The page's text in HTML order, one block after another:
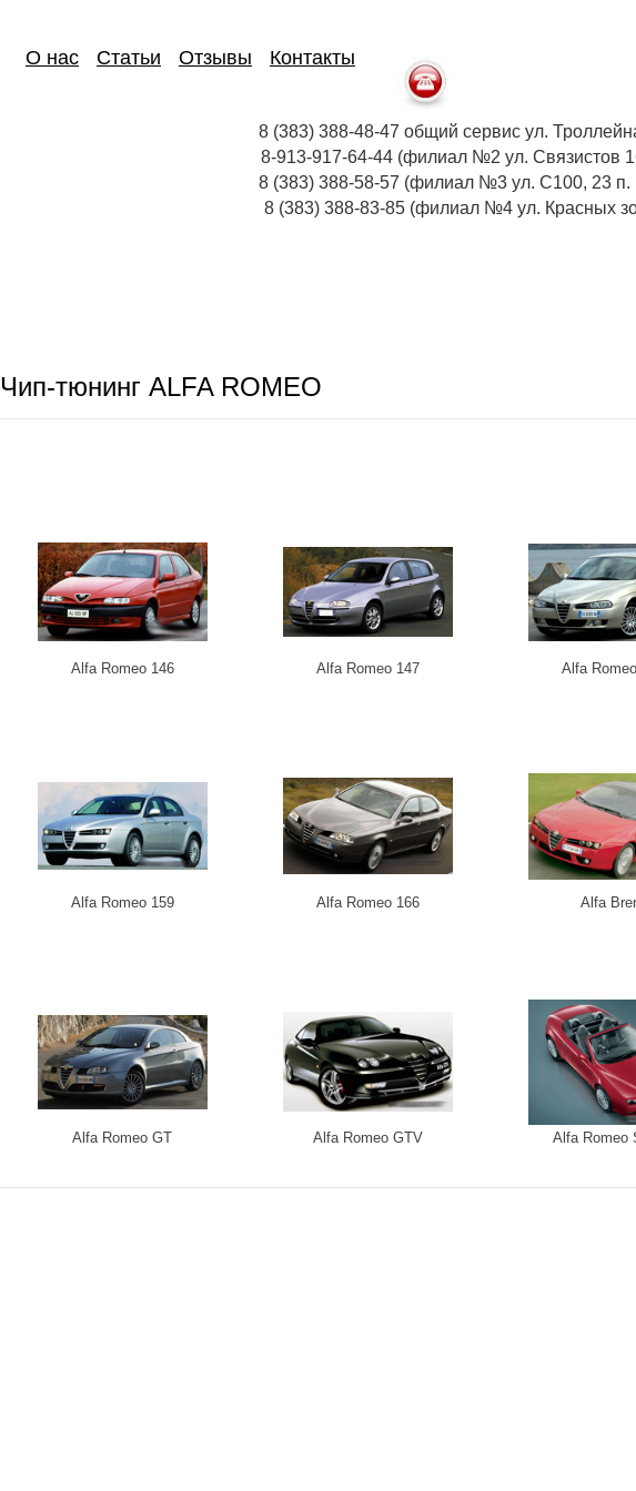
О нас Статьи Отзывы Контакты
8 (383) 388-48-47 общий сервис ул.
8-913-917-64-44 (филиал №2 ул.
8 (383) 388-58-57 (филиал №3 ул. С100, 23 п.
8 (383) 388-83-85 (филиал №4 ул.
Чип-тюнинг ALFA ROMEO
Alfa Romeo 146 Alfa Romeo 147 Alfa
Alfa Romeo 159 Alfa Romeo 166 Alfa
Alfa Romeo GT Alfa Romeo GTV Alfa Romeo